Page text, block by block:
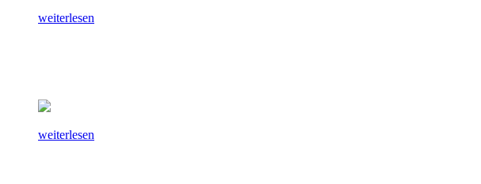
weiterlesen
weiterlesen